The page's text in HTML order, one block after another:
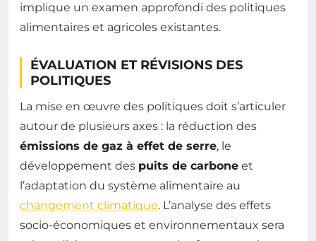
implique un examen approfondi des politiques
alimentaires et agricoles existantes.
ÉVALUATION ET RÉVISIONS DES
POLITIQUES
La mise en œuvre des politiques doit s’articuler
autour de plusieurs axes : la réduction des
émissions de gaz à effet de serre, le
développement des puits de carbone et
l’adaptation du système alimentaire au
changement climatique. L’analyse des effets
socio-économiques et environnementaux sera